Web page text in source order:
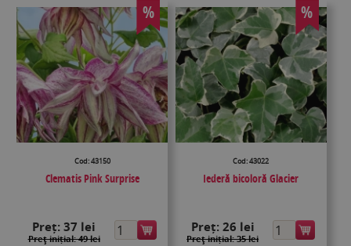
%
Cod: 43150
Clematis Pink Surprise
Preț:37 lei
Preţ inițial: 49 lei
%
Cod: 43022
Iederă bicoloră Glacier
Preț: 26 lei
Preţ inițial: 35 lei